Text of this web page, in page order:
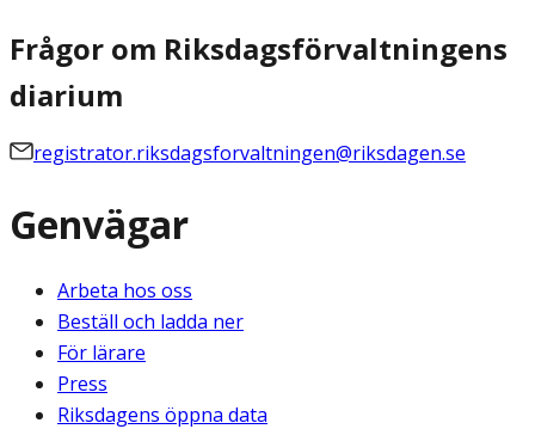
Frågor om Riksdagsförvaltningens
diarium
registrator.riksdagsforvaltningen@riksdagen.se
Genvägar
Arbeta hos oss
Beställ och ladda ner
För lärare
Press
Riksdagens öppna data